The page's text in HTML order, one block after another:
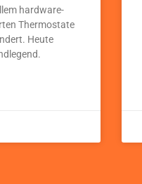
hardware-
Thermostate
Heute